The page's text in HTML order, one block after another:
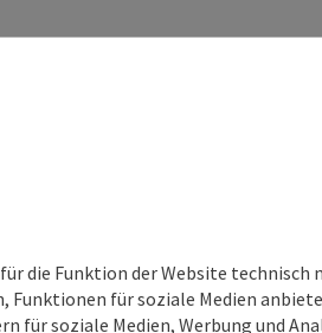
die Funktion der Website
Funktionen für soziale Medien
für soziale Medien, Werbung und